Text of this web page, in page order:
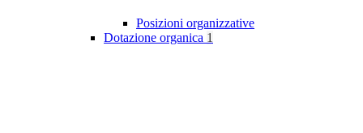
Posizioni organizzative
Dotazione organica 1